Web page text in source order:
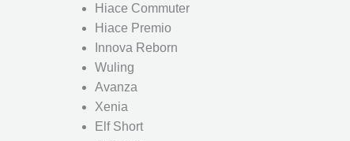
Hiace Commuter
Hiace Premio
Innova Reborn
Wuling
Avanza
Xenia
Elf Short